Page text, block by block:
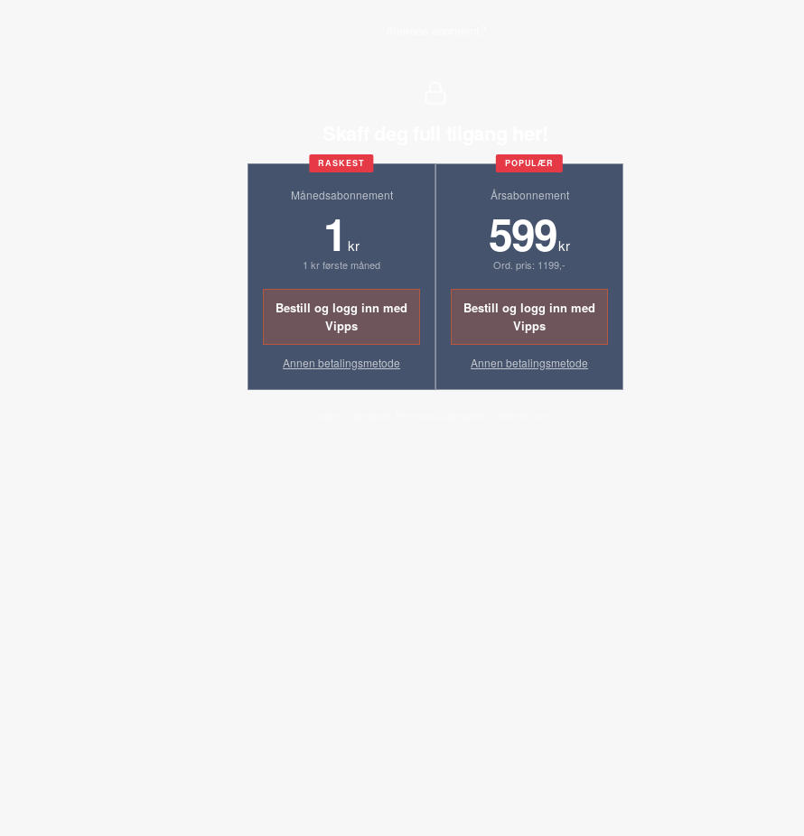
RASKEST
Månedsabonnement
1 kr
1 kr første måned
Bestill og logg inn med
Vipps
Annen betalingsmetode
POPULÆR
Årsabonnement
599kr
Ord. pris: 1199,-
Bestill og logg inn med
Vipps
Annen betalingsmetode